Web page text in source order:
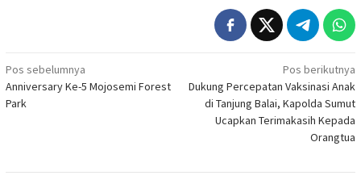
Navigasi
pos
Pos sebelumnya
Anniversary Ke-5 Mojosemi Forest
Park
Pos berikutnya
Dukung Percepatan Vaksinasi Anak
di Tanjung Balai, Kapolda Sumut
Ucapkan Terimakasih Kepada
Orangtua